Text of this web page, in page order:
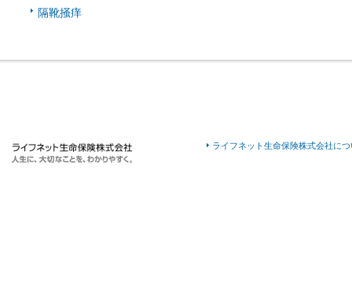
隔靴掻痒
ライフネット生命保険株式会社に